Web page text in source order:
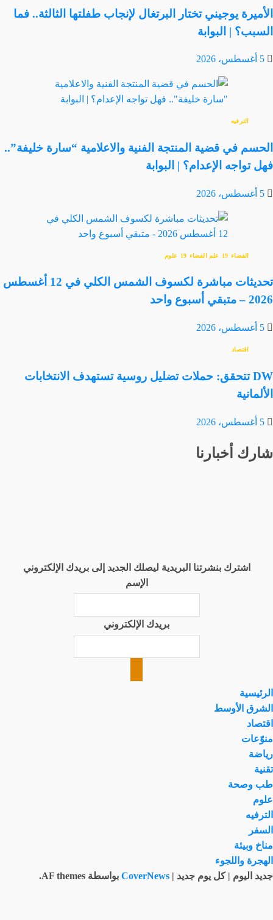
الأميرة يوجيني تختار البرتغال لإنجاب طفلتها الثالثة.. فما
السبب؟ | البوابة
5 أغسطس، 2026
الترفيه
الحسم في قضية المنتجة الفنية والاعلامية “سارة خليفة”..
فهل تواجه الإعدام؟ | البوابة
5 أغسطس، 2026
الفضاء علم الفضاء علوم
تحديثات مباشرة لكسوف الشمس الكلي في 12 أغسطس
2026 – متبقي أسبوع واحد
5 أغسطس، 2026
اقتصاد
DW تتحقق: حملات تضليل روسية تستهدف الانتخابات
الألمانية
5 أغسطس، 2026
شارك أخبارنا
اشترك بنشرتنا البريدية ليصلك الجديد إلى بريدك الإلكتروني
الإسم
بريدك الإلكتروني
الرئيسية
الشرق الأوسط
اقتصاد
منوّعات
رياضة
تقنية
طب وصحة
علوم
الترفيه
السفر
مناخ وبيئة
الهجرة واللجوء
جديد اليوم | كل يوم جديد |
CoverNews بواسطة AF themes.